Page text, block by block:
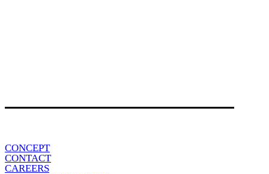
CONCEPT
CONTACT
CAREERS